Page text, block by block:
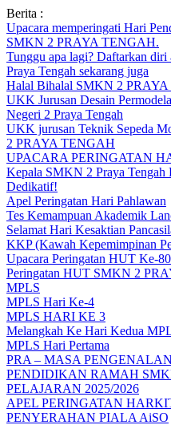
Skip
to
content
Berita :
Upacara memperingati Hari
SMKN 2 PRAYA TENGAH.
Tunggu apa lagi? Daftarkan
Praya Tengah sekarang juga
Halal Bihalal SMKN 2
UKK Jurusan Desain
Negeri 2 Praya Tengah
UKK jurusan Teknik Sepeda
2 PRAYA TENGAH
UPACARA PERINGATAN
Kepala SMKN 2 Praya
Dedikatif!
Apel Peringatan Hari Pahlawan
Tes Kemampuan Akademik
Selamat Hari Kesaktian
KKP (Kawah Kepemimpinan
Upacara Peringatan HUT Ke-
Peringatan HUT SMKN 2
MPLS
MPLS Hari Ke-4
MPLS HARI KE 3
Melangkah Ke Hari Kedua
MPLS Hari Pertama
PRA – MASA
PENDIDIKAN RAMAH
PELAJARAN 2025/2026
APEL PERINGATAN
PENYERAHAN PIALA AiSO